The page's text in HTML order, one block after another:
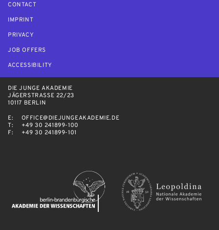
CONTACT
IMPRINT
PRIVACY
JOB OFFERS
ACCESSIBILITY
DIE JUNGE AKADEMIE
JÄGERSTRASSE 22/23
10117 BERLIN
E:
OFFICE@DIEJUNGEAKADEMIE.DE
T:
+49 30 241899-100
F:
+49 30 241899-101